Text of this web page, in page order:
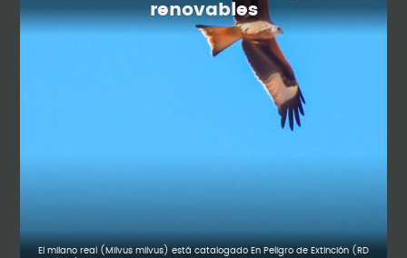
renovables
El milano real (Milvus milvus) está catalogado En Peligro de Extinción (RD